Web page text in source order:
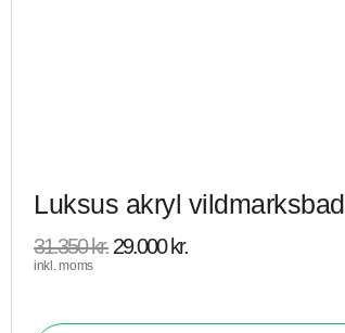
Luksus akryl vildmarksbad
31.350kr. 29.000 kr.
inkl. moms